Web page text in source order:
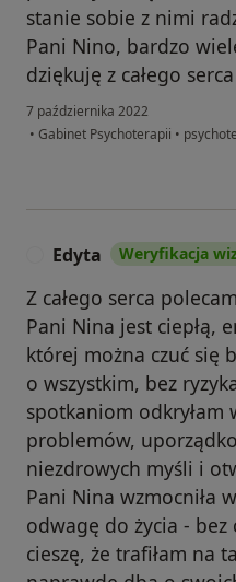
stanie sobie z nimi
Pani Nino, bardzo
dziękuję z całego
7 października 2022
• Gabinet Psychoterapii •
Edyta Weryfikacja
Z całego serca
Pani Nina jest ciepłą,
której można czuć się
o wszystkim, bez
spotkaniom odkryłam
problemów,
niezdrowych myśli i
Pani Nina wzmocniła
odwagę do życia - bez
cieszę, że trafiłam na